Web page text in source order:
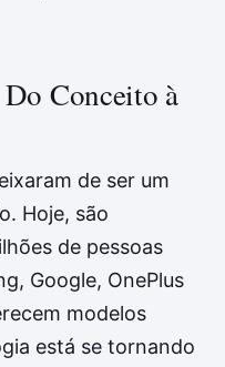
Conceito à
de ser um
Hoje, são
de pessoas
Google, OnePlus
modelos
está se tornando